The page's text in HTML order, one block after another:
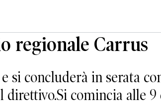
regionale Carrus
si concluderà in serata
direttivo.Si comincia alle